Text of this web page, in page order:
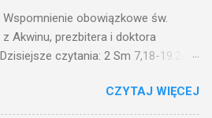
obowiązkowe św.
Akwinu, prezbitera i doktora
czytania: 2 Sm 7,18-19.24-
25) Jezus mówił ludowi: Czy po to
by je postawić pod korcem
CZYTAJ WIĘCEJ